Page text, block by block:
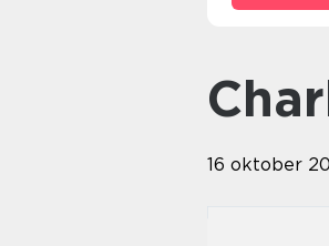
16 oktober